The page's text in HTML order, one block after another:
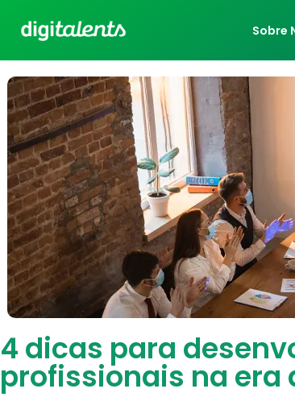
Sobre
4 dicas para
profissionais na era